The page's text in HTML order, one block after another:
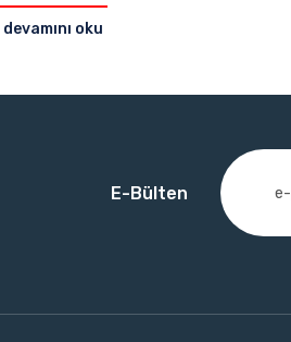
devamını oku
E-Bülten